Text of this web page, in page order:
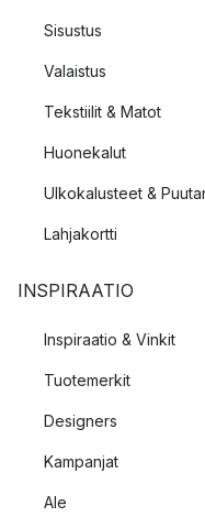
Sisustus
Valaistus
Tekstiilit & Matot
Huonekalut
Ulkokalusteet &
Lahjakortti
INSPIRAATIO
Inspiraatio & Vinkit
Tuotemerkit
Designers
Kampanjat
Ale